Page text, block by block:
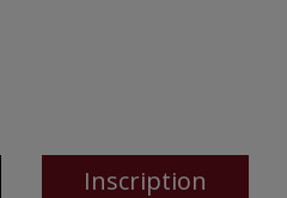
Inscription